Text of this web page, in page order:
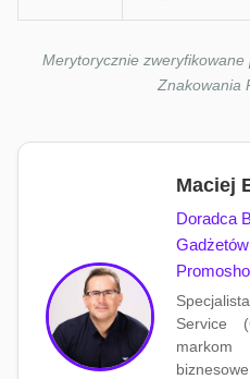
Merytorycznie zweryfikowane
Znakowania
Maciej
Doradca
Service
markom